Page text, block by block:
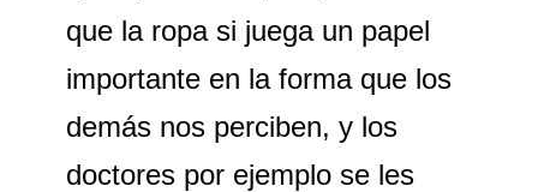
que la ropa si juega un papel
importante en la forma que los
demás nos perciben, y los
doctores por ejemplo se les